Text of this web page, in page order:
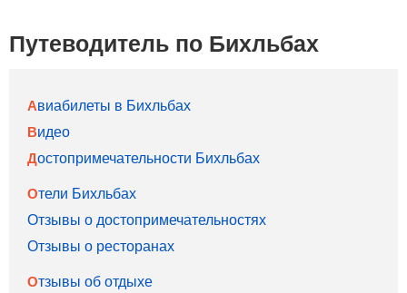
Путеводитель по Бихльбах
Авиабилеты в Бихльбах
Видео
Достопримечательности Бихльбах
Отели Бихльбах
Отзывы о достопримечательностях
Отзывы о ресторанах
Отзывы об отдыхе